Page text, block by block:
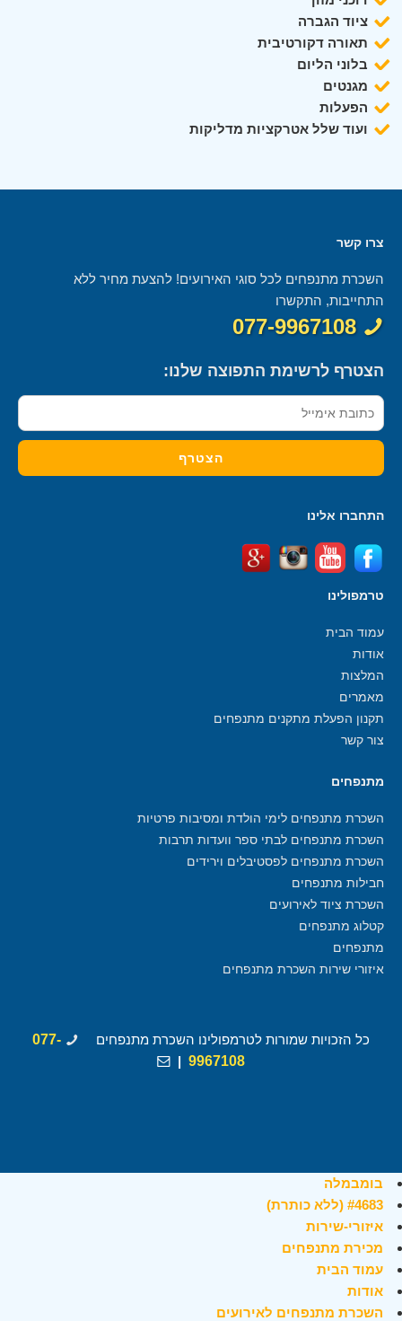
ציוד הגברה
תאורה דקורטיבית
בלוני הליום
מגנטים
הפעלות
ועוד שלל אטרקציות מדליקות
צרו קשר
השכרת מתנפחים לכל סוגי האירועים! להצעת מחיר ללא
התחייבות, התקשרו
077-9967108
הצטרף לרשימת התפוצה שלנו:
התחברו אלינו
טרמפולינו
עמוד הבית
אודות
המלצות
מאמרים
תקנון הפעלת מתקנים מתנפחים
צור קשר
מתנפחים
השכרת מתנפחים לימי הולדת ומסיבות פרטיות
השכרת מתנפחים לבתי ספר וועדות תרבות
השכרת מתנפחים לפסטיבלים וירידים
חבילות מתנפחים
השכרת ציוד לאירועים
קטלוג מתנפחים
מתנפחים
איזורי שירות השכרת מתנפחים
כל הזכויות שמורות לטרמפולינו השכרת מתנפחים
077-
9967108
|
בומבמלה
#4683 (ללא כותרת)
איזורי-שירות
מכירת מתנפחים
עמוד הבית
אודות
השכרת מתנפחים לאירועים